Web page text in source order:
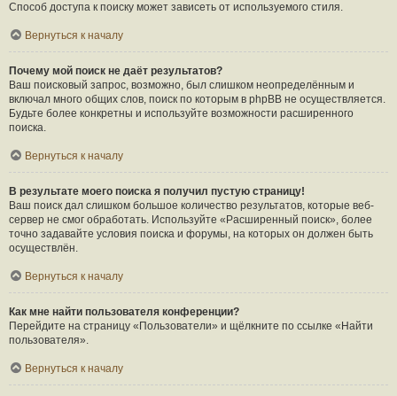
Способ доступа к поиску может зависеть от используемого стиля.
Вернуться к началу
Почему мой поиск не даёт результатов?
Ваш поисковый запрос, возможно, был слишком неопределённым и
включал много общих слов, поиск по которым в phpBB не осуществляется.
Будьте более конкретны и используйте возможности расширенного
поиска.
Вернуться к началу
В результате моего поиска я получил пустую страницу!
Ваш поиск дал слишком большое количество результатов, которые веб-
сервер не смог обработать. Используйте «Расширенный поиск», более
точно задавайте условия поиска и форумы, на которых он должен быть
осуществлён.
Вернуться к началу
Как мне найти пользователя конференции?
Перейдите на страницу «Пользователи» и щёлкните по ссылке «Найти
пользователя».
Вернуться к началу